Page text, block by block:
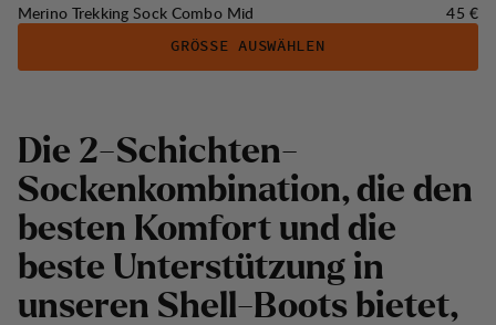
Merino Trekking Sock Combo Mid Preis:
45 €
GRÖSSE AUSWÄHLEN
Die 2-Schichten-
Sockenkombination, die den
besten Komfort und die
beste Unterstützung in
unseren Shell-Boots bietet,